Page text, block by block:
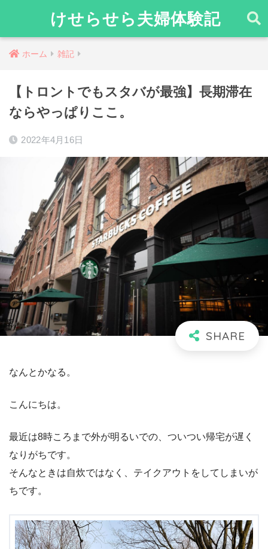
けせらせら夫婦体験記
ホーム 雑記
【トロントでもスタバが最強】長期滞在
ならやっぱりここ。
2022年4月16日
なんとかなる。
こんにちは。
最近は8時ころまで外が明るいでの、ついつい帰宅が遅く
なりがちです。
そんなときは自炊ではなく、テイクアウトをしてしまいが
ちです。